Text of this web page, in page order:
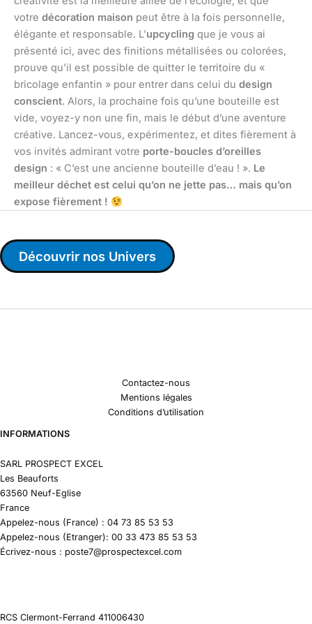
votre décoration maison peut être à la fois personnelle,
élégante et responsable. L’upcycling que je vous ai
présenté ici, avec des finitions métallisées ou colorées,
prouve qu’il est possible de quitter le territoire du «
bricolage enfantin » pour entrer dans celui du design
conscient. Alors, la prochaine fois qu’une bouteille est
vide, voyez-y non une fin, mais le début d’une aventure
créative. Lancez-vous, expérimentez, et dites fièrement à
vos invités admirant votre porte-boucles d’oreilles
design : « C’est une ancienne bouteille d’eau ! ». Le
meilleur déchet est celui qu’on ne jette pas… mais qu’on
expose fièrement !
Découvrir nos Univers
Contactez-nous
Mentions légales
Conditions d’utilisation
INFORMATIONS
SARL PROSPECT EXCEL
Les Beauforts
63560 Neuf-Eglise
France
Appelez-nous (France) : 04 73 85 53 53
Appelez-nous (Etranger): 00 33 473 85 53 53
Écrivez-nous : poste7@prospectexcel.com
RCS Clermont-Ferrand 411006430